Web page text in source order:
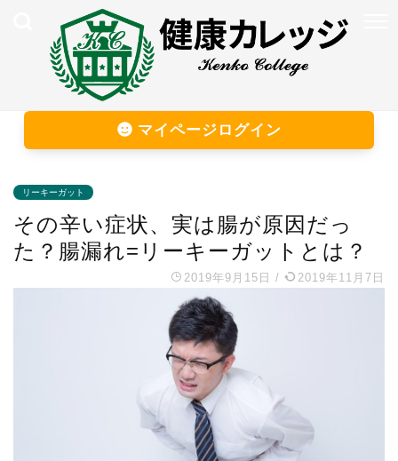
マイページログイン
リーキーガット
その辛い症状、実は腸が原因だっ
た？腸漏れ=リーキーガットとは？
2019年9月15日 / 2019年11月7日